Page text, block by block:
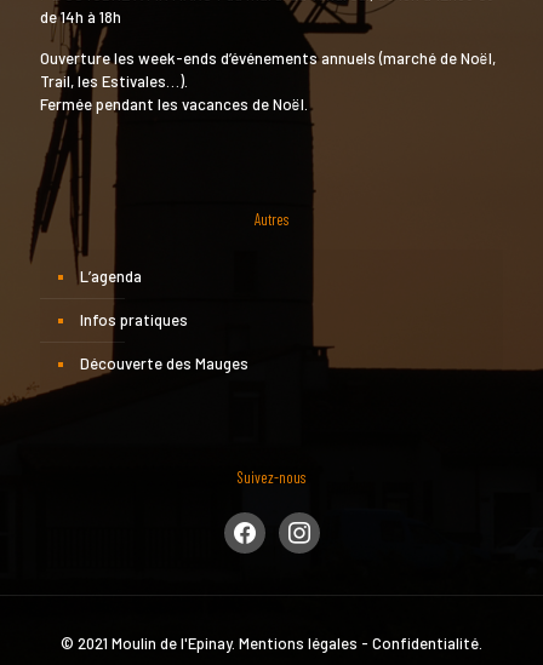
de 14h à 18h
Ouverture les week-ends d’événements annuels (marché de Noël,
Trail, les Estivales…).
Fermée pendant les vacances de Noël.
Autres
L’agenda
Infos pratiques
Découverte des Mauges
Suivez-nous
facebookinstagram
© 2021 Moulin de l'Epinay. Mentions légales - Confidentialité